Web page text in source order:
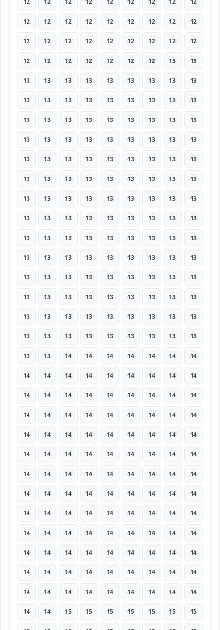
12 12 12 12 12 12 12 12 12
12 12 12 12 12 12 12 12 12
12 12 12 12 12 12 12 12 12
12 12 12 12 12 12 12 13 13
13 13 13 13 13 13 13 13 13
13 13 13 13 13 13 13 13 13
13 13 13 13 13 13 13 13 13
13 13 13 13 13 13 13 13 13
13 13 13 13 13 13 13 13 13
13 13 13 13 13 13 13 13 13
13 13 13 13 13 13 13 13 13
13 13 13 13 13 13 13 13 13
13 13 13 13 13 13 13 13 13
13 13 13 13 13 13 13 13 13
13 13 13 13 13 13 13 13 13
13 13 13 13 13 13 13 13 13
13 13 13 13 13 13 13 13 13
13 13 13 13 13 13 13 13 13
13 13 14 14 14 14 14 14 14
14 14 14 14 14 14 14 14 14
14 14 14 14 14 14 14 14 14
14 14 14 14 14 14 14 14 14
14 14 14 14 14 14 14 14 14
14 14 14 14 14 14 14 14 14
14 14 14 14 14 14 14 14 14
14 14 14 14 14 14 14 14 14
14 14 14 14 14 14 14 14 14
14 14 14 14 14 14 14 14 14
14 14 14 14 14 14 14 14 14
14 14 14 14 14 14 14 14 14
14 14 14 14 14 14 14 14 14
14 14 15 15 15 15 15 15 15